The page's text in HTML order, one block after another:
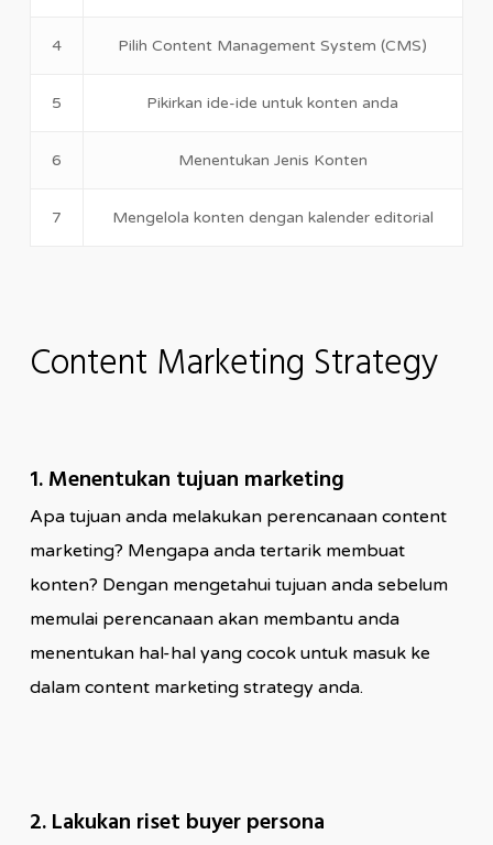
4 Pilih Content Management System (CMS)
5 Pikirkan ide-ide untuk konten anda
6 Menentukan Jenis Konten
7 Mengelola konten dengan kalender editorial
Content Marketing Strategy
1. Menentukan tujuan marketing
Apa tujuan anda melakukan perencanaan content
marketing? Mengapa anda tertarik membuat
konten? Dengan mengetahui tujuan anda sebelum
memulai perencanaan akan membantu anda
menentukan hal-hal yang cocok untuk masuk ke
dalam content marketing strategy anda.
2. Lakukan riset buyer persona